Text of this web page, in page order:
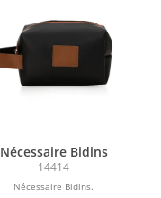
Nécessaire Bidins
14414
Nécessaire Bidins.